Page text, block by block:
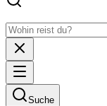
Suche